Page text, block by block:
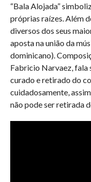
“Bala Alojada”
próprias raízes. Além
diversos dos seus
aposta na união da
dominicano).
Fabricio Narvaez, fala
curado e retirado do
cuidadosamente,
não pode ser retirada